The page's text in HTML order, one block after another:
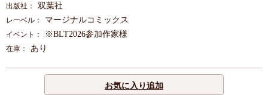
出版社： 双葉社
レーベル： マージナルコミックス
イベント： ※BLT2026参加作家様
在庫： あり
お気に入り追加